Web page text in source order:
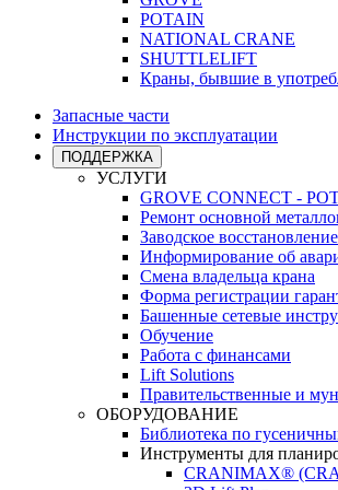
POTAIN
NATIONAL CRANE
SHUTTLELIFT
Краны, бывшие в
Запасные части
Инструкции по эксплуатации
ПОДДЕРЖКА
УСЛУГИ
GROVE CONNECT -
Ремонт основной
Заводское восстановление
Информирование об
Смена владельца крана
Форма регистрации
Башенные сетевые
Обучение
Работа с финансами
Lift Solutions
Правительственные и
ОБОРУДОВАНИЕ
Библиотека по
Инструменты для
CRANIMAX®